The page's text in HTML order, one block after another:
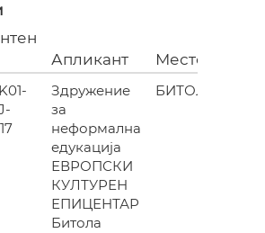
Апликант Место
Здружение
за
неформална
едукација
ЕВРОПСКИ
КУЛТУРЕН
ЕПИЦЕНТАР
Битола
БИТОЛА